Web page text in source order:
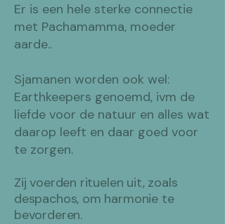
Er is een hele sterke connectie
met Pachamamma, moeder
aarde..
Sjamanen worden ook wel:
Earthkeepers genoemd, ivm de
liefde voor de natuur en alles wat
daarop leeft en daar goed voor
te zorgen. ​
Zij voerden rituelen uit, zoals
despachos, om harmonie te
bevorderen.